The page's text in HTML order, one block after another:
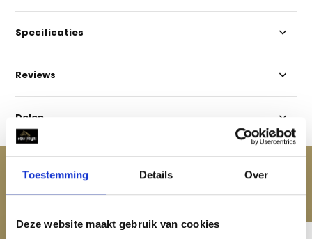
Toestemming Details Over
Deze website maakt gebruik van cookies
Specificaties
Reviews
Delen
ACCESSOIRES
Maak je aankoop compleet